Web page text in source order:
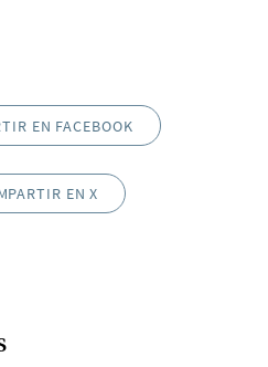
EN FACEBOOK
EN X